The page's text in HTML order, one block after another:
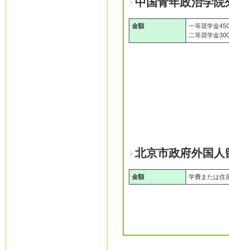
金額
一等奨学金
二等奨学金
北京市政府外国人
金額 学費または住